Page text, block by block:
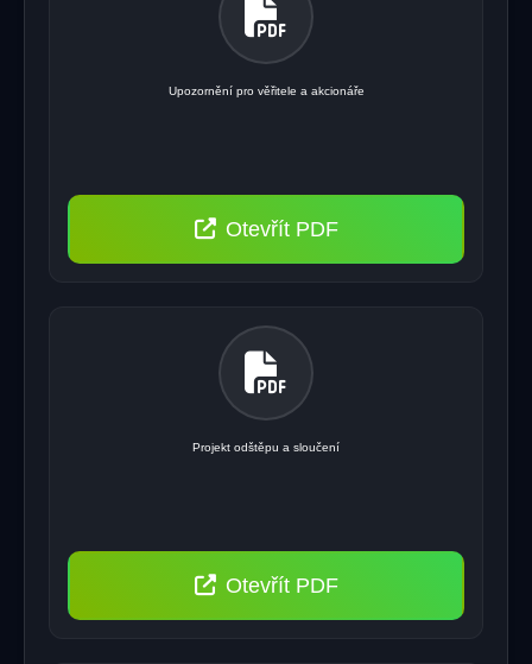
Upozornění pro věřitele a akcionáře
Otevřít PDF
Projekt odštěpu a sloučení
Otevřít PDF